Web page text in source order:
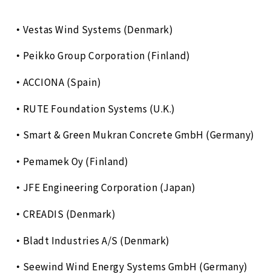
Vestas Wind Systems (Denmark)
Peikko Group Corporation (Finland)
ACCIONA (Spain)
RUTE Foundation Systems (U.K.)
Smart & Green Mukran Concrete GmbH (Germany)
Pemamek Oy (Finland)
JFE Engineering Corporation (Japan)
CREADIS (Denmark)
Bladt Industries A/S (Denmark)
Seewind Wind Energy Systems GmbH (Germany)